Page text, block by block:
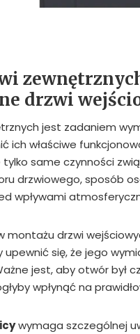
drzwi
jest zadaniem
ich właściwe
same czynności
drzwiowego, sposób
wpływami
montażu drzwi
upewnić się, że jego
jest, aby otwór był
wpłynąć na
wymaga szczególnej